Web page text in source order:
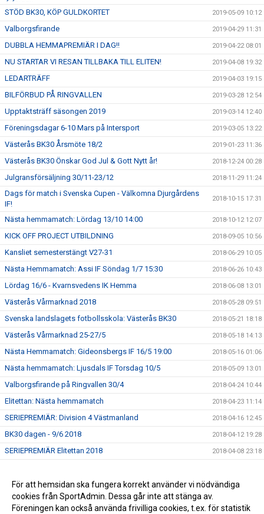
STÖD BK30, KÖP GULDKORTET 2019-05-09 10:12
Valborgsfirande 2019-04-29 11:31
DUBBLA HEMMAPREMIÄR I DAG!! 2019-04-22 08:01
NU STARTAR VI RESAN TILLBAKA TILL ELITEN! 2019-04-08 19:32
LEDARTRÄFF 2019-04-03 19:15
BILFÖRBUD PÅ RINGVALLEN 2019-03-28 12:54
Upptaktsträff säsongen 2019 2019-03-14 12:40
Föreningsdagar 6-10 Mars på Intersport 2019-03-05 13:22
Västerås BK30 Årsmöte 18/2 2019-01-23 11:36
Västerås BK30 Önskar God Jul & Gott Nytt år! 2018-12-24 00:28
Julgransförsäljning 30/11-23/12 2018-11-29 11:24
Dags för match i Svenska Cupen - Välkomna Djurgårdens
IF!
2018-10-15 17:31
Nästa hemmamatch: Lördag 13/10 14:00 2018-10-12 12:07
KICK OFF PROJECT UTBILDNING 2018-09-05 10:56
Kansliet semesterstängt V27-31 2018-06-29 10:05
Nästa Hemmamatch: Assi IF Söndag 1/7 15:30 2018-06-26 10:43
Lördag 16/6 - Kvarnsvedens IK Hemma 2018-06-08 13:01
Västerås Vårmarknad 2018 2018-05-28 09:51
Svenska landslagets fotbollsskola: Västerås BK30 2018-05-21 18:18
Västerås Vårmarknad 25-27/5 2018-05-18 14:13
Nästa Hemmamatch: Gideonsbergs IF 16/5 19:00 2018-05-16 01:06
Nästa hemmamatch: Ljusdals IF Torsdag 10/5 2018-05-09 13:01
Valborgsfirande på Ringvallen 30/4 2018-04-24 10:44
Elitettan: Nästa hemmamatch 2018-04-23 11:14
SERIEPREMIÄR: Division 4 Västmanland 2018-04-16 12:45
BK30 dagen - 9/6 2018 2018-04-12 19:28
SERIEPREMIÄR Elitettan 2018 2018-04-08 23:18
Uppstart för Pojkar födda 2011 2018-03-13 09:44
Julgransförsäljning 2017-12-15 13:38
För att hemsidan ska fungera korrekt använder vi nödvändiga
cookies från SportAdmin. Dessa går inte att stänga av.
Föreningen kan också använda frivilliga cookies, t.ex. för statistik